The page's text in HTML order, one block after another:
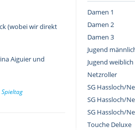
(wobei wir direkt
Aiguier und
Spieltag
Damen 1
Damen 2
Damen 3
Jugend
Jugend weiblich
Netzroller
SG Hassloch/
SG Hassloch/
SG Hassloch/
Touche Deluxe